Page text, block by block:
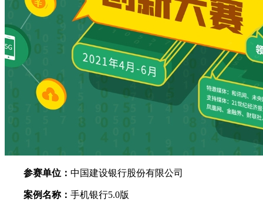
参赛单位： 中国建设银行股份有限公司
案例名称： 手机银行5.0版